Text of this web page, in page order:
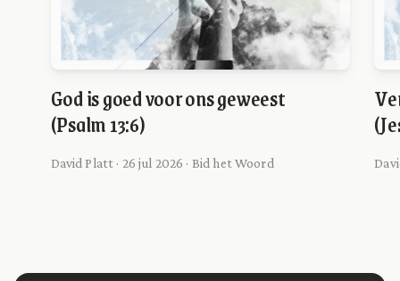
God is goed voor ons geweest
(Psalm 13:6)
David Platt · 26 jul 2026 · Bid het Woord